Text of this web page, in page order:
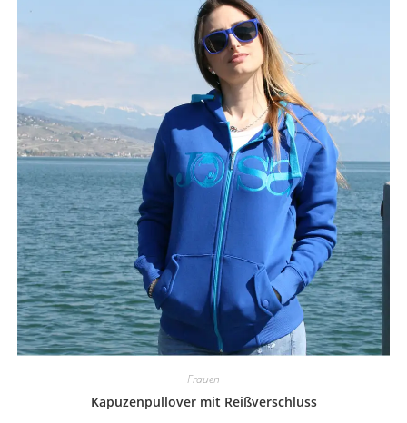
Frauen
Kapuzenpullover mit Reißverschluss